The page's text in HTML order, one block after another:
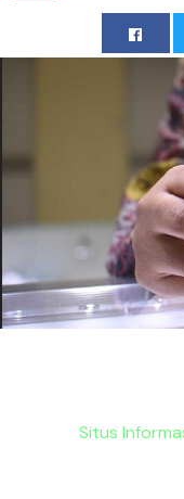
Situs